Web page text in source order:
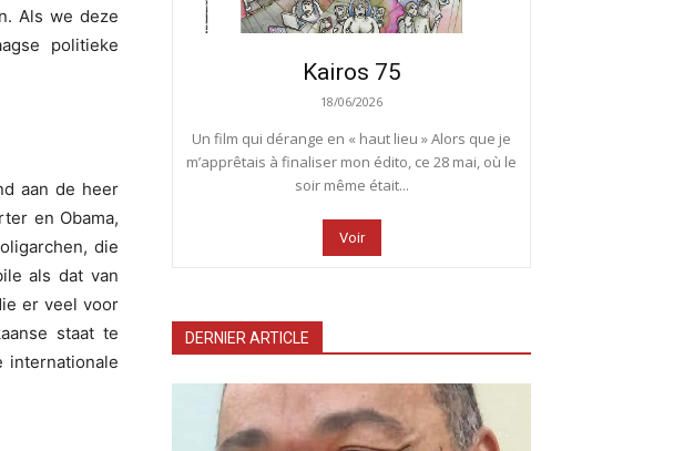
Als we deze
politieke
aan de heer
en Obama,
die
als dat van
er veel voor
staat te
internationale
Kairos 75
18/06/2026
Un film qui dérange en « haut lieu » Alors que je
m’apprêtais à finaliser mon édito, ce 28 mai, où le
soir même était...
Voir
DERNIER ARTICLE